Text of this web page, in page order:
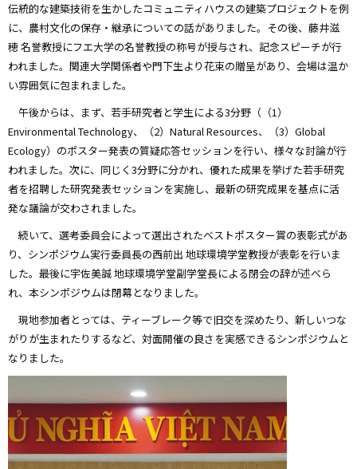
伝統的な建築技術を生かしたコミュニティハウスの建築プロジェクトを例
に、農村文化の保存・継承についての話がありました。その後、藤井滋
穂 名誉教授にフエ大学の名誉教授の称号が授与され、記念スピーチが行
われました。関連大学関係者や門下生より花束の贈呈があり、会場は温か
い雰囲気に包まれました。
午後からは、まず、若手研究者と学生による3分野（（1）
Environmental Technology、（2）Natural Resources、（3）Global
Ecology）のポスター発表の質疑応答セッションを行い、様々な討論が行
われました。次に、同じく3分野に分かれ、優れた成果を挙げた若手研究
者を招聘した研究発表セッションを実施し、最新の研究成果を基点に活
発な議論が交わされました。
続いて、選考委員会によって選出されたベストポスター賞の表彰式があ
り、シンポジウム実行委員長の西前出 地球環境学堂教授が表彰を行いま
した。最後に宇佐美誠 地球環境学堂副学堂長による閉会の辞が述べら
れ、本シンポジウムは閉幕となりました。
現地参加者とっては、ティーブレーク等で旧交を深めたり、新しいつな
がりが生まれたりするなど、対面開催の良さを実感できるシンポジウムと
なりました。